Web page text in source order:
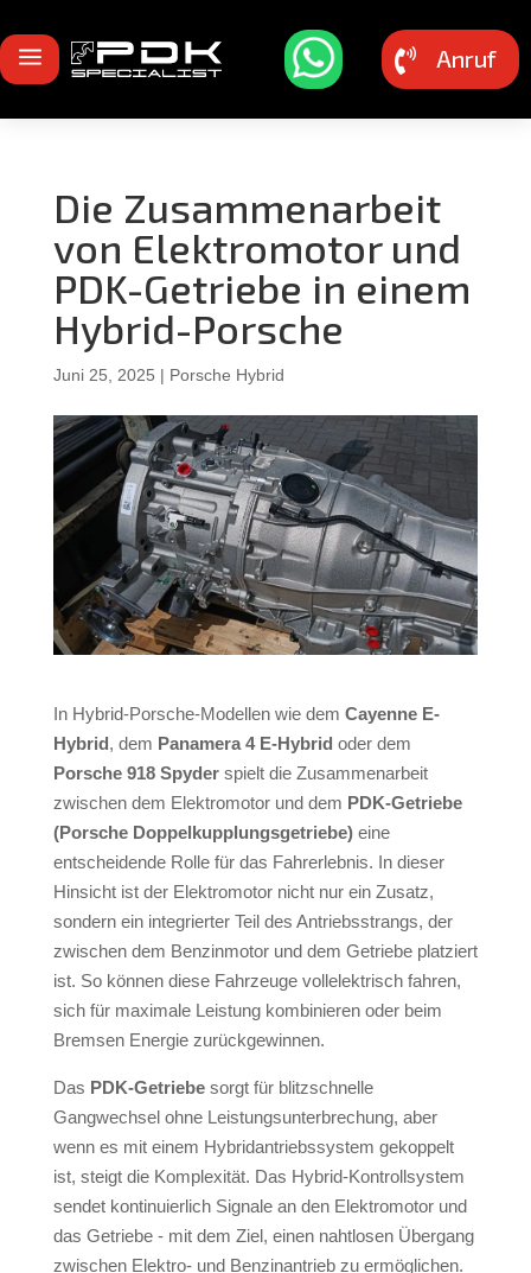
a  Anruf
Die Zusammenarbeit
von Elektromotor und
PDK-Getriebe in einem
Hybrid-Porsche
Juni 25, 2025 | Porsche Hybrid
In Hybrid-Porsche-Modellen wie dem Cayenne E-
Hybrid, dem Panamera 4 E-Hybrid oder dem
Porsche 918 Spyderspielt die Zusammenarbeit
zwischen dem Elektromotor und dem PDK-Getriebe
(Porsche Doppelkupplungsgetriebe)eine
entscheidende Rolle für das Fahrerlebnis. In dieser
Hinsicht ist der Elektromotor nicht nur ein Zusatz,
sondern ein integrierter Teil des Antriebsstrangs, der
zwischen dem Benzinmotor und dem Getriebe platziert
ist. So können diese Fahrzeuge vollelektrisch fahren,
sich für maximale Leistung kombinieren oder beim
Bremsen Energie zurückgewinnen.
Das PDK-Getriebesorgt für blitzschnelle
Gangwechsel ohne Leistungsunterbrechung, aber
wenn es mit einem Hybridantriebssystem gekoppelt
ist, steigt die Komplexität. Das Hybrid-Kontrollsystem
sendet kontinuierlich Signale an den Elektromotor und
das Getriebe - mit dem Ziel, einen nahtlosen Übergang
zwischen Elektro- und Benzinantrieb zu ermöglichen.